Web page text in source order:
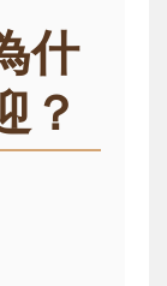
什
？